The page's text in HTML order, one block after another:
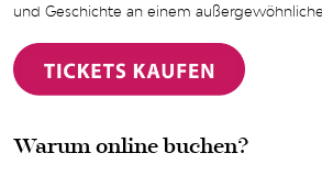
und Geschichte an einem
Warum online buchen?